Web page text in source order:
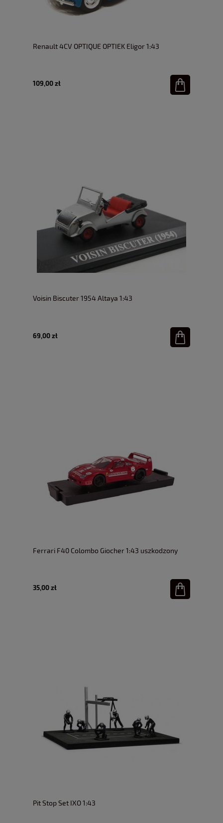
Renault 4CV OPTIQUE OPTIEK Eligor 1:43
109,00 zł
Voisin Biscuter 1954 Altaya 1:43
69,00 zł
Ferrari F40 Colombo Giocher 1:43 uszkodzony
35,00 zł
Pit Stop Set IXO 1:43